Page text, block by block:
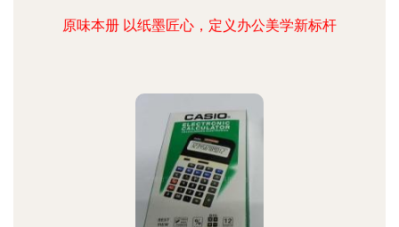
原味本册 以纸墨匠心，定义办公美学新标杆